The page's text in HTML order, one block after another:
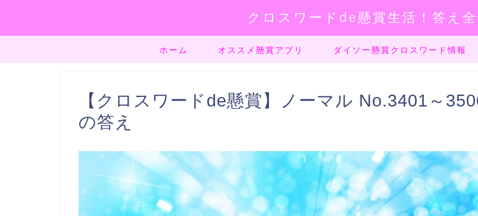
クロスワードde懸賞生活！答え
ホーム オススメ懸賞アプリ ダイソー懸賞クロスワード情報
【クロスワードde懸賞】ノーマル No.3401～
の答え